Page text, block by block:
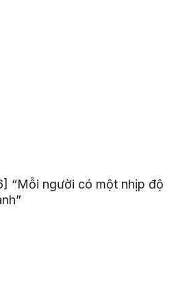
“Mỗi người có một nhịp độ